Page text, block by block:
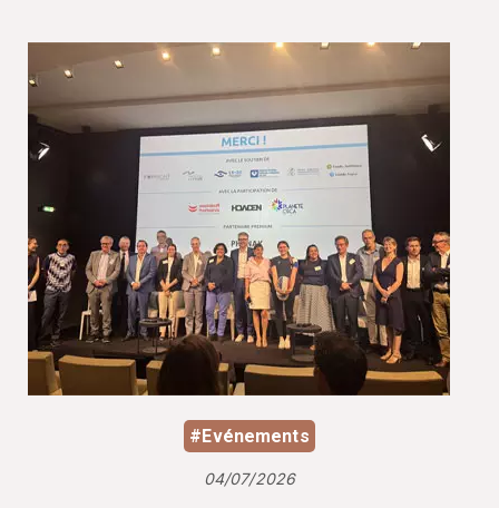
#Evénements
04/07/2026